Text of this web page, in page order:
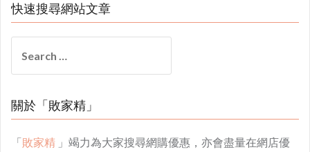
快速搜尋網站文章
for:
關於「敗家精」
「敗家精 」竭力為大家搜尋網購優惠，亦會盡量在網店優